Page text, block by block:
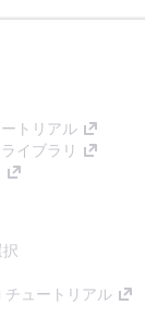
トリアル
イブラリ
チュートリアル